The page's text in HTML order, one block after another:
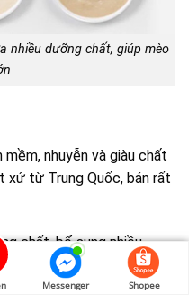
nhiều dưỡng chất, giúp mèo
nhuyễn và giàu chất
xứ từ Trung Quốc, bán rất
chất, bổ sung nhiều
chính, giúp mèo phát triển
Messenger Shopee